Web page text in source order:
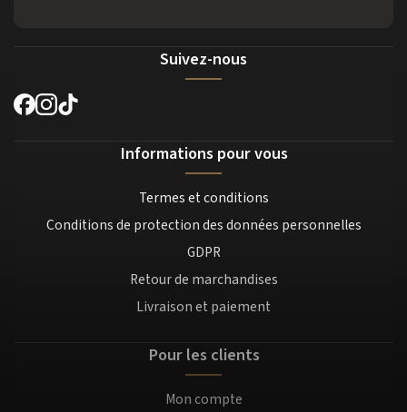
Suivez-nous
Informations pour vous
Termes et conditions
Conditions de protection des données personnelles
GDPR
Retour de marchandises
Livraison et paiement
Pour les clients
Mon compte